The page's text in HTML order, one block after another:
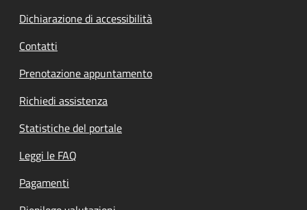
Dichiarazione di accessibilità
Contatti
Prenotazione appuntamento
Richiedi assistenza
Statistiche del portale
Leggi le FAQ
Pagamenti